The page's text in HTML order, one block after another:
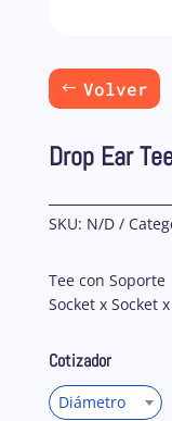
Volver
Drop Ear
SKU: N/D
Tee con Soporte
Socket x Socket
Cotizador
Diámetro